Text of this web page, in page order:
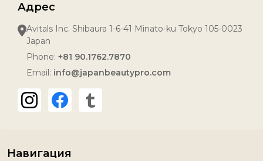
Адрес
Avitals Inc. Shibaura 1-6-41 Minato-ku Tokyo 105-0023
Japan
Phone: +81 90.1762.7870
Email: info@japanbeautypro.com
Навигация